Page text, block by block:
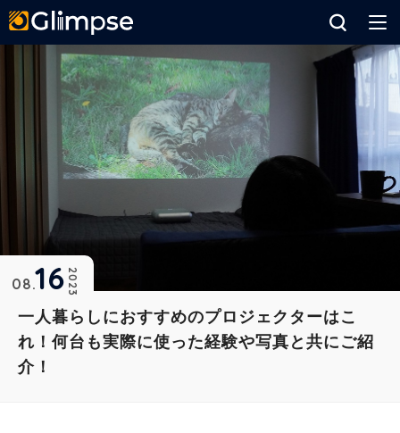
一人暮らしにおすすめのプロジェクターはこ
れ！何台も実際に使った経験や写真と共にご紹
介！
2023
08 16